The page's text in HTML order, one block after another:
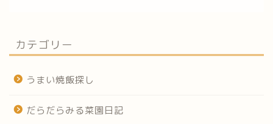
カテゴリー
うまい焼飯探し
だらだらみる菜園日記